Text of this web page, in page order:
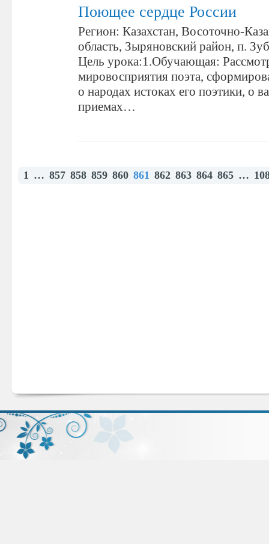
Поющее сердце России
Регион: Казахстан, Восоточно-
область, Зыряновский район, п.
Цель урока:1.Обучающая:
мировосприятия поэта,
о народах истоках его поэтики, о
приемах…
1 … 857 858 859 860 861 862 863 864 865 …